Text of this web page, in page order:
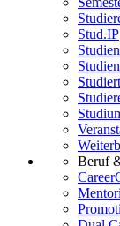
Stud.IP
Beruf